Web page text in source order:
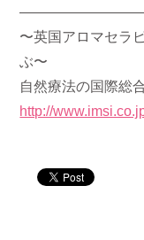
〜英国アロマセラ
ぶ〜
自然療法の国際総
http://